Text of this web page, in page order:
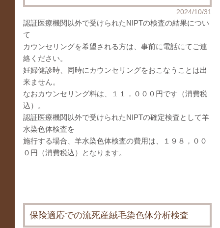
2024/10/31
認証医療機関以外で受けられたNIPTの検査の結果につい
て
カウンセリングを希望される方は、事前に電話にてご連
絡ください。
妊婦健診時、同時にカウンセリングをおこなうことは出
来ません。
なおカウンセリング料は、１１，０００円です（消費税
込）。
認証医療機関以外で受けられたNIPTの確定検査として羊
水染色体検査を
施行する場合、羊水染色体検査の費用は、１９８，００
０円（消費税込）となります。
保険適応での流死産絨毛染色体分析検査